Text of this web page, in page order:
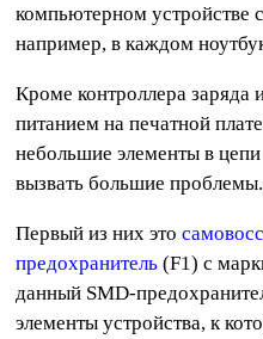
компьютерном устройстве
например, в каждом
Кроме контроллера
питанием на печатной
небольшие элементы в
вызвать большие проблемы.
Первый из них это
предохранитель (F1) с
данный SMD-
элементы устройства, к